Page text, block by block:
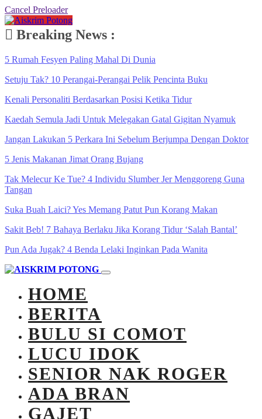
Cancel Preloader
Breaking News :
5 Rumah Fesyen Paling Mahal Di Dunia
Setuju Tak? 10 Perangai-Perangai Pelik Pencinta Buku
Kenali Personaliti Berdasarkan Posisi Ketika Tidur
Kaedah Semula Jadi Untuk Melegakan Gatal Gigitan Nyamuk
Jangan Lakukan 5 Perkara Ini Sebelum Berjumpa Dengan Doktor
5 Jenis Makanan Jimat Orang Bujang
Tak Melecur Ke Tue? 4 Individu Slumber Jer Menggoreng Guna
Tangan
Suka Buah Laici? Yes Memang Patut Pun Korang Makan
Sakit Beb! 7 Bahaya Berlaku Jika Korang Tidur ‘Salah Bantal’
Pun Ada Jugak? 4 Benda Lelaki Inginkan Pada Wanita
HOME
BERITA
BULU SI COMOT
LUCU IDOK
SENIOR NAK ROGER
ADA BRAN
GAJET